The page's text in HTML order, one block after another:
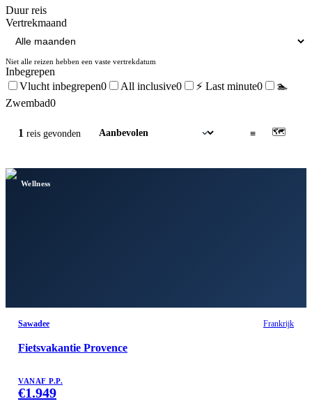
Duur reis
Vertrekmaand
Niet alle reizen hebben een vaste vertrekdatum
Inbegrepen
Vlucht inbegrepen0 All inclusive0 ⚡ Last minute0
🏊
Zwembad0
1 reis gevonden ≡ 🗺
Wellness
Sawadee Frankrijk
Fietsvakantie Provence
VANAF P.P.
€1.949